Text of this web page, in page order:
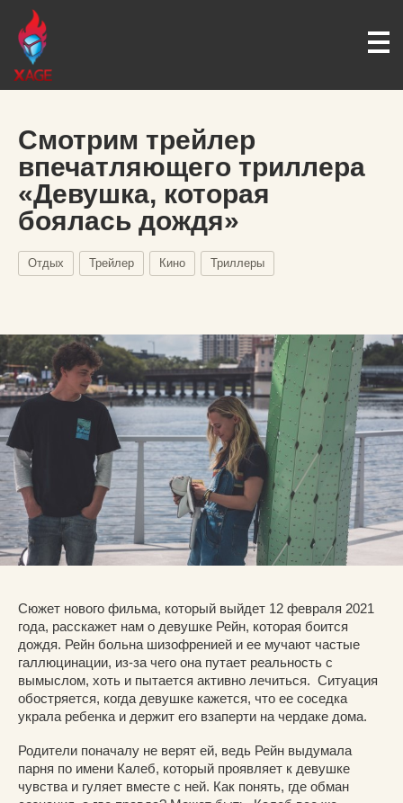
Смотрим трейлер
впечатляющего триллера
«Девушка, которая
боялась дождя»
Отдых Трейлер Кино Триллеры
Сюжет нового фильма, который выйдет 12 февраля 2021
года, расскажет нам о девушке Рейн, которая боится
дождя. Рейн больна шизофренией и ее мучают частые
галлюцинации, из-за чего она путает реальность с
вымыслом, хоть и пытается активно лечиться. Ситуация
обостряется, когда девушке кажется, что ее соседка
украла ребенка и держит его взаперти на чердаке дома.
Родители поначалу не верят ей, ведь Рейн выдумала
парня по имени Калеб, который проявляет к девушке
чувства и гуляет вместе с ней. Как понять, где обман